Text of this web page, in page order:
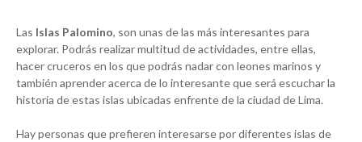
Las Islas Palomino, son unas de las más interesantes para
explorar. Podrás realizar multitud de actividades, entre ellas,
hacer cruceros en los que podrás nadar con leones marinos y
también aprender acerca de lo interesante que será escuchar la
historia de estas islas ubicadas enfrente de la ciudad de Lima.
Hay personas que prefieren interesarse por diferentes islas de